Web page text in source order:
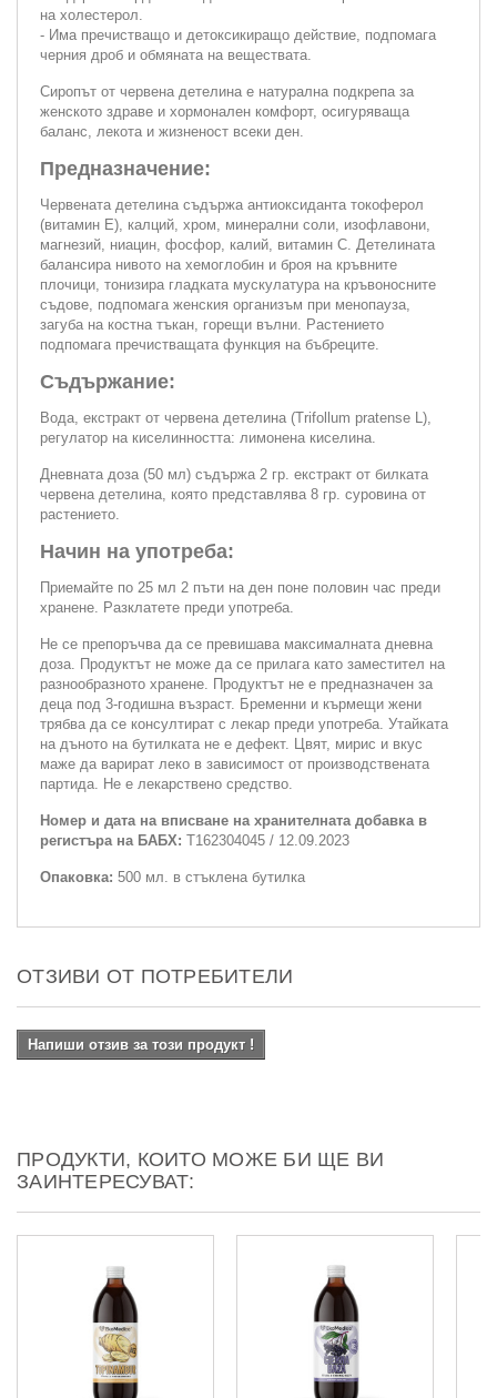
на холестерол.
- Има пречистващо и детоксикиращо действие, подпомага
черния дроб и обмяната на веществата.
Сиропът от червена детелина е натурална подкрепа за
женското здраве и хормонален комфорт, осигуряваща
баланс, лекота и жизненост всеки ден.
Предназначение:
Червената детелина съдържа антиоксиданта токоферол
(витамин Е), калций, хром, минерални соли, изофлавони,
магнезий, ниацин, фосфор, калий, витамин С. Детелината
балансира нивото на хемоглобин и броя на кръвните
плочици, тонизира гладката мускулатура на кръвоносните
съдове, подпомага женския организъм при менопауза,
загуба на костна тъкан, горещи вълни. Растението
подпомага пречистващата функция на бъбреците.
Съдържание:
Вода, екстракт от червена детелина (Trifollum pratense L),
регулатор на киселинността: лимонена киселина.
Дневната доза (50 мл) съдържа 2 гр. екстракт от билката
червена детелина, която представлява 8 гр. суровина от
растението.
Начин на употреба:
Приемайте по 25 мл 2 пъти на ден поне половин час преди
хранене. Разклатете преди употреба.
Не се препоръчва да се превишава максималната дневна
доза. Продуктът не може да се прилага като заместител на
разнообразното хранене. Продуктът не е предназначен за
деца под 3-годишна възраст. Бременни и кърмещи жени
трябва да се консултират с лекар преди употреба. Утайката
на дъното на бутилката не е дефект. Цвят, мирис и вкус
маже да варират леко в зависимост от производствената
партида. Не е лекарствено средство.
Номер и дата на вписване на хранителната добавка в
регистъра на БАБХ: Т162304045 / 12.09.2023
Опаковка: 500 мл. в стъклена бутилка
ОТЗИВИ ОТ ПОТРЕБИТЕЛИ
Напиши отзив за този продукт !
ПРОДУКТИ, КОИТО МОЖЕ БИ ЩЕ ВИ
ЗАИНТЕРЕСУВАТ: